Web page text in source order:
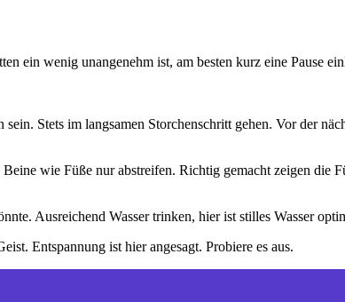
ein wenig unangenehm ist, am besten kurz eine Pause
Stets im langsamen Storchenschritt gehen. Vor der
wie Füße nur abstreifen. Richtig gemacht zeigen die
Ausreichend Wasser trinken, hier ist stilles Wasser
Entspannung ist hier angesagt. Probiere es aus.